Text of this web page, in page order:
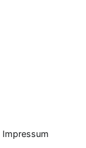
Impressum